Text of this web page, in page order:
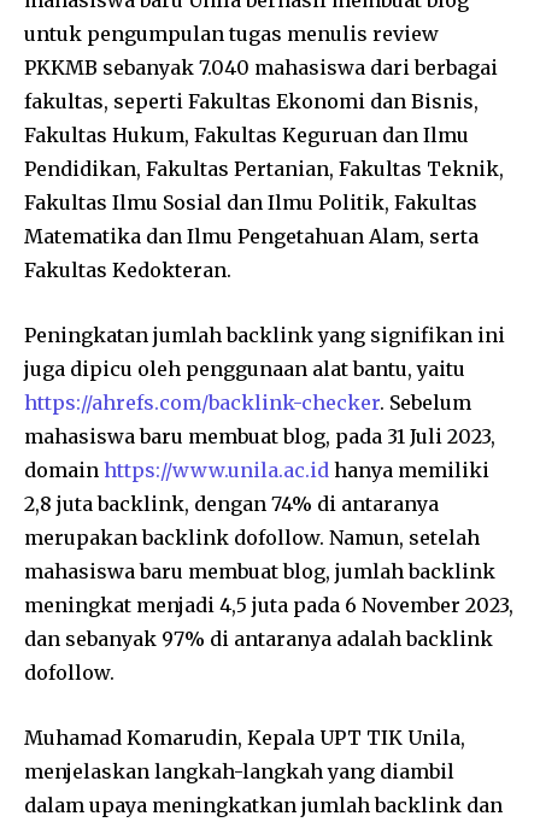
untuk pengumpulan tugas menulis review
PKKMB sebanyak 7.040 mahasiswa dari berbagai
fakultas, seperti Fakultas Ekonomi dan Bisnis,
Fakultas Hukum, Fakultas Keguruan dan Ilmu
Pendidikan, Fakultas Pertanian, Fakultas Teknik,
Fakultas Ilmu Sosial dan Ilmu Politik, Fakultas
Matematika dan Ilmu Pengetahuan Alam, serta
Fakultas Kedokteran.
Peningkatan jumlah backlink yang signifikan ini
juga dipicu oleh penggunaan alat bantu, yaitu
https://ahrefs.com/backlink-checker. Sebelum
mahasiswa baru membuat blog, pada 31 Juli 2023,
domain https://www.unila.ac.id hanya memiliki
2,8 juta backlink, dengan 74% di antaranya
merupakan backlink dofollow. Namun, setelah
mahasiswa baru membuat blog, jumlah backlink
meningkat menjadi 4,5 juta pada 6 November 2023,
dan sebanyak 97% di antaranya adalah backlink
dofollow.
Muhamad Komarudin, Kepala UPT TIK Unila,
menjelaskan langkah-langkah yang diambil
dalam upaya meningkatkan jumlah backlink dan